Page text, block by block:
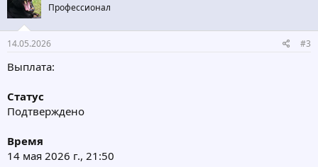
Профессионал
14.05.2026 #3
Выплата:
Статус
Подтверждено
Время
14 мая 2026 г., 21:50